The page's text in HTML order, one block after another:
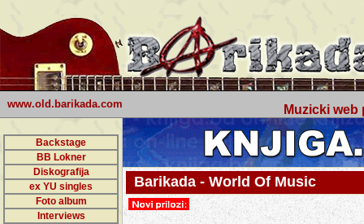
www.old.barikada.com Muzicki web
Backstage
BB Lokner
Diskografija
ex YU singles
Foto album
Interviews
Barikada - World Of Music